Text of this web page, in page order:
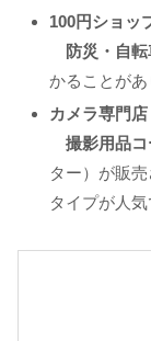
100円ショッ
防災・自
かることがあ
カメラ専門店
撮影用品
ター）が販
タイプが人気